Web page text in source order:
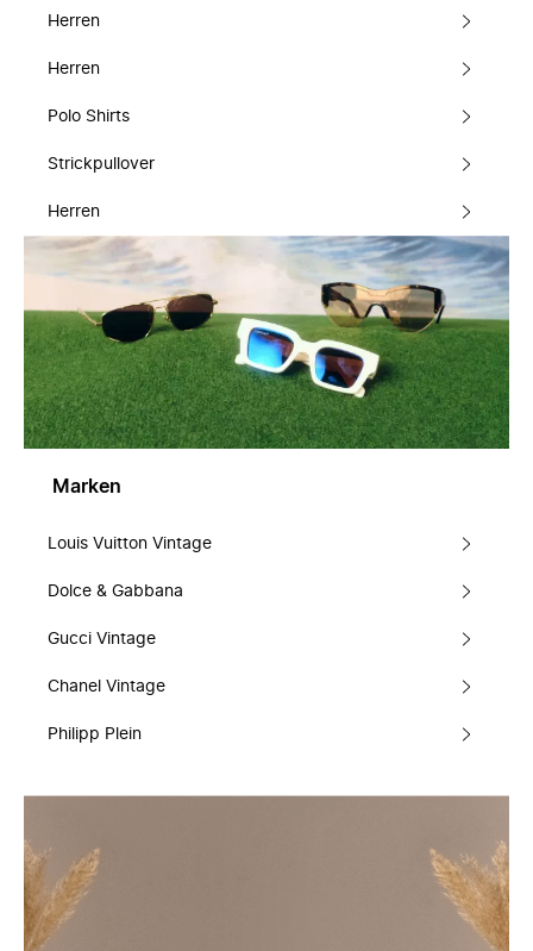
Herren
Herren
Polo Shirts
Strickpullover
Herren
Marken
Louis Vuitton Vintage
Dolce & Gabbana
Gucci Vintage
Chanel Vintage
Philipp Plein